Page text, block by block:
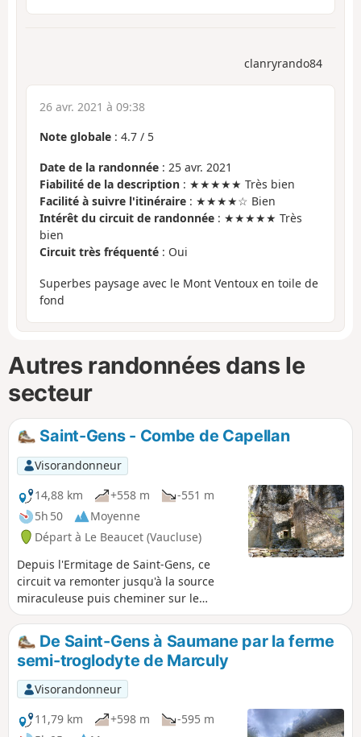
clanryrando84
26 avr. 2021 à 09:38
Note globale : 4.7 / 5
Date de la randonnée : 25 avr. 2021
Fiabilité de la description : ★★★★★ Très bien
Facilité à suivre l'itinéraire : ★★★★☆ Bien
Intérêt du circuit de randonnée : ★★★★★ Très
bien
Circuit très fréquenté : Oui
Superbes paysage avec le Mont Ventoux en toile de
fond
Autres randonnées dans le
secteur
Saint-Gens - Combe de Capellan
Visorandonneur
14,88 km
+558 m
-551 m
5h 50
Moyenne
Départ à Le Beaucet (Vaucluse)
Depuis l'Ermitage de Saint-Gens, ce
circuit va remonter jusqu'à la source
miraculeuse puis cheminer sur le
plateau par le sentier Historique du Mur
de la Peste et revenir par la Combe de
Capellan et les forêts de chênes verts
des Monts de Vaucluse.
De Saint-Gens à Saumane par la ferme
semi-troglodyte de Marculy
Visorandonneur
11,79 km
+598 m
-595 m